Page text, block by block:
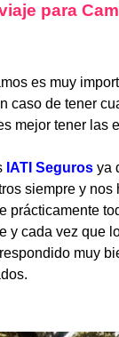
para
es muy
caso de tener
mejor tener las
IATI Seguros ya
siempre y nos
prácticamente
y cada vez que
muy